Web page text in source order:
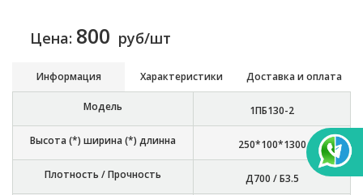
Цена: 800 руб/шт
Информация Характеристики Доставка и оплата
Модель 1ПБ130-2
Высота (*) ширина (*) длинна 250*100*1300
Плотность / Прочность Д700 / Б3.5